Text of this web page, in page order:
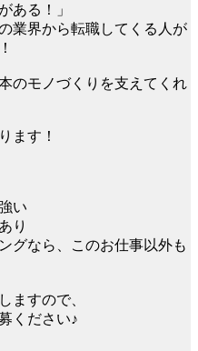
ある！」
業界から転職してくる人が
のモノづくりを支えてくれ
ます！
い
り
グなら、このお仕事以外も
ますので、
ください♪